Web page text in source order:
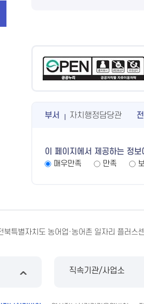
부서 자치행정담당관
이 페이지에서 제공하는 정
매우만족
만족
북특별자치도 농어업·농어촌 일자리 플러스
직속기관/사업소